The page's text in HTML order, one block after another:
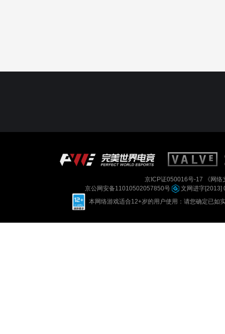
京ICP证050016号-17
《网
京公网安备11010502057850号
文网进字[2013]
本网络游戏适合12+岁的用户使用：请您确定已如